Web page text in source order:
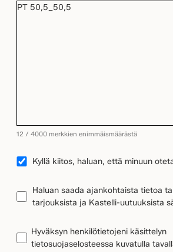
12 / 4000 merkkien enimmäismäärästä
YHTEYDENOTTO
Kyllä kiitos, haluan, että minuun
UUTISKIRJEEN
TILAUS
Haluan saada ajankohtaista tietoa
tarjouksista ja Kastelli-uutuuksista
TIETOSUOJA(Pakollinen)
Hyväksyn henkilötietojeni käsittelyn
tietosuojaselosteessa kuvatulla